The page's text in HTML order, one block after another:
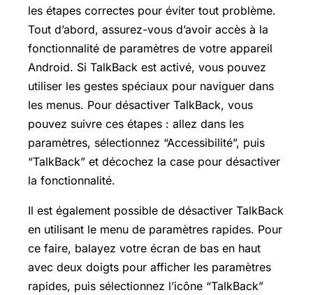
les étapes correctes pour éviter tout problème.
Tout d’abord, assurez-vous d’avoir accès à la
fonctionnalité de paramètres de votre appareil
Android. Si TalkBack est activé, vous pouvez
utiliser les gestes spéciaux pour naviguer dans
les menus. Pour désactiver TalkBack, vous
pouvez suivre ces étapes : allez dans les
paramètres, sélectionnez “Accessibilité”, puis
“TalkBack” et décochez la case pour désactiver
la fonctionnalité.
Il est également possible de désactiver TalkBack
en utilisant le menu de paramètres rapides. Pour
ce faire, balayez votre écran de bas en haut
avec deux doigts pour afficher les paramètres
rapides, puis sélectionnez l’icône “TalkBack”